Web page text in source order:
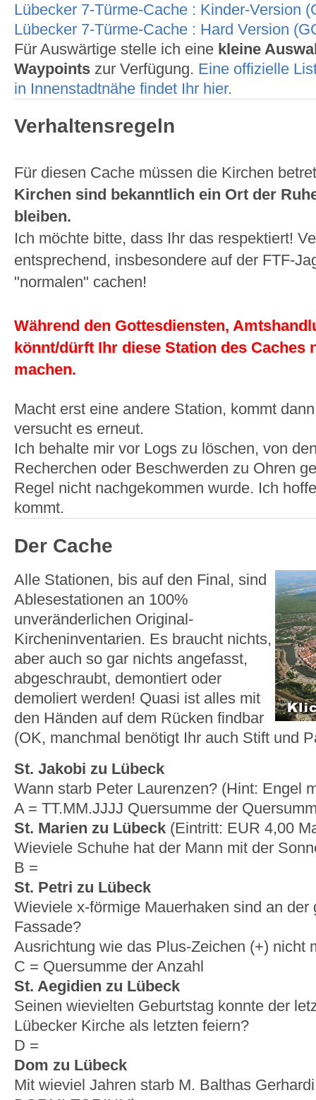
Lübecker 7-Türme-Cache : Kinder-Version
Lübecker 7-Türme-Cache : Hard Version
Für Auswärtige stelle ich eine kleine
Waypoints zur Verfügung. Eine offizielle
in Innenstadtnähe findet Ihr hier.
Verhaltensregeln
Für diesen Cache müssen die Kirchen
Kirchen sind bekanntlich ein Ort der
bleiben.
Ich möchte bitte, dass Ihr das respektiert!
entsprechend, insbesondere auf der FTF-
"normalen" cachen!
Während den Gottesdiensten,
könnt/dürft Ihr diese Station des Caches
machen.
Macht erst eine andere Station, kommt
versucht es erneut.
Ich behalte mir vor Logs zu löschen, von
Recherchen oder Beschwerden zu Ohren
Regel nicht nachgekommen wurde. Ich
kommt.
Der Cache
Alle Stationen, bis auf den Final, sind
Ablesestationen an 100%
unveränderlichen Original-
Kircheninventarien. Es braucht nichts,
aber auch so gar nichts angefasst,
abgeschraubt, demontiert oder
demoliert werden! Quasi ist alles mit
den Händen auf dem Rücken findbar
(OK, manchmal benötigt Ihr auch Stift und
St. Jakobi zu Lübeck
Wann starb Peter Laurenzen? (Hint: Engel
A = TT.MM.JJJJ Quersumme der
St. Marien zu Lübeck (Eintritt: EUR 4,00
Wieviele Schuhe hat der Mann mit der
B =
St. Petri zu Lübeck
Wieviele x-förmige Mauerhaken sind an der
Fassade?
Ausrichtung wie das Plus-Zeichen (+) nicht
C = Quersumme der Anzahl
St. Aegidien zu Lübeck
Seinen wievielten Geburtstag konnte der
Lübecker Kirche als letzten feiern?
D =
Dom zu Lübeck
Mit wieviel Jahren starb M. Balthas